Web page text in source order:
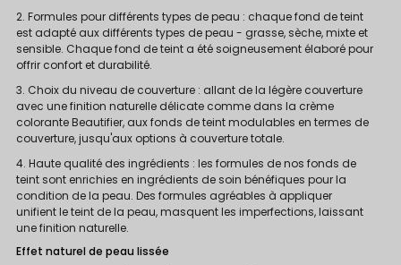
2. Formules pour différents types de peau : chaque fond de teint
est adapté aux différents types de peau - grasse, sèche, mixte et
sensible. Chaque fond de teint a été soigneusement élaboré pour
offrir confort et durabilité.
3. Choix du niveau de couverture : allant de la légère couverture
avec une finition naturelle délicate comme dans la crème
colorante Beautifier, aux fonds de teint modulables en termes de
couverture, jusqu'aux options à couverture totale.
4. Haute qualité des ingrédients : les formules de nos fonds de
teint sont enrichies en ingrédients de soin bénéfiques pour la
condition de la peau. Des formules agréables à appliquer
unifient le teint de la peau, masquent les imperfections, laissant
une finition naturelle.
Effet naturel de peau lissée